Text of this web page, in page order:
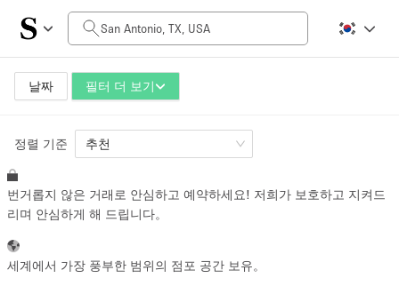
날짜 필터 더 보기
일일 비용
$0
공간 크기
100 sq ft 5000+ sq ft
~ 13 명
정렬 기준 추천
번거롭지 않은 거래로 안심하고 예약하세요! 저희가 보호하고 지켜드
리며 안심하게 해 드립니다。
세계에서 가장 풍부한 범위의 점포 공간 보유。